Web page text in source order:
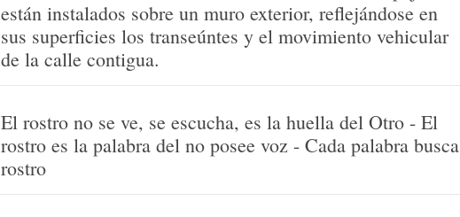
están instalados sobre un muro exterior, reflejándose en
sus superficies los transeúntes y el movimiento vehicular
de la calle contigua.
El rostro no se ve, se escucha, es la huella del Otro - El
rostro es la palabra del no posee voz - Cada palabra busca
rostro